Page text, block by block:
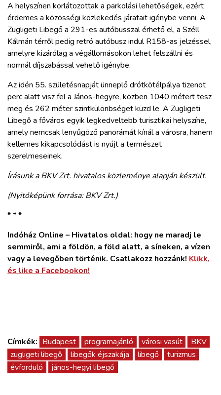
A helyszínen korlátozottak a parkolási lehetőségek, ezért
érdemes a közösségi közlekedés járatait igénybe venni. A
Zugligeti Libegő a 291-es autóbusszal érhető el, a Széll
Kálmán térről pedig retró autóbusz indul R158-as jelzéssel,
amelyre kizárólag a végállomásokon lehet felszállni és
normál díjszabással vehető igénybe.
Az idén 55. születésnapját ünneplő drótkötélpálya tizenöt
perc alatt visz fel a János-hegyre, közben 1040 métert tesz
meg és 262 méter szintkülönbséget küzd le. A Zugligeti
Libegő a főváros egyik legkedveltebb turisztikai helyszíne,
amely nemcsak lenyűgöző panorámát kínál a városra, hanem
kellemes kikapcsolódást is nyújt a természet
szerelmeseinek.
Írásunk a BKV Zrt. hivatalos közleménye alapján készült.
(Nyitóképünk forrása: BKV Zrt.)
* * *
Indóház Online – Hivatalos oldal: hogy ne maradj le
semmiről, ami a földön, a föld alatt, a síneken, a vízen
vagy a levegőben történik. Csatlakozz hozzánk! Klikk,
és like a Facebookon!
Címkék: Budapest programajánló városi vasút
BKV
zugligeti libegő
libegők éjszakája libegő
turizmus
évforduló
jános-hegyi libegő